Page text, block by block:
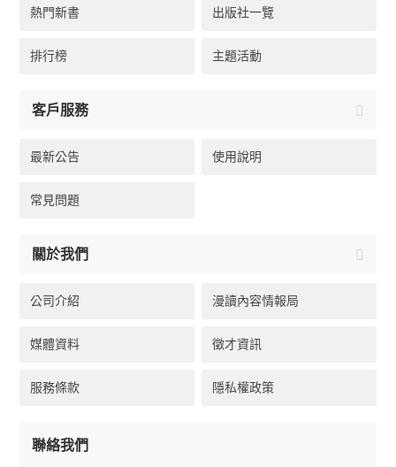
熱門新書 出版社一覽
排行榜 主題活動
客戶服務
最新公告 使用說明
常見問題
關於我們
公司介紹 漫讀內容情報局
媒體資料 徵才資訊
服務條款 隱私權政策
聯絡我們